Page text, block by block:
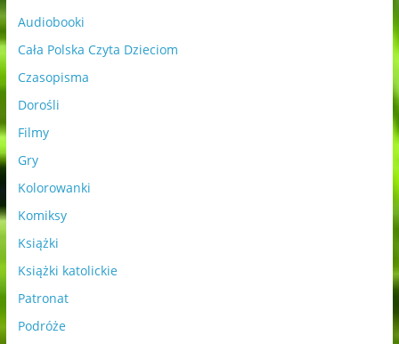
Audiobooki
Cała Polska Czyta Dzieciom
Czasopisma
Dorośli
Filmy
Gry
Kolorowanki
Komiksy
Książki
Książki katolickie
Patronat
Podróże